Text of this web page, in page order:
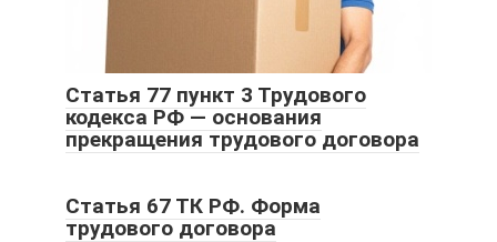
Статья 77 пункт 3 Трудового
кодекса РФ — основания
прекращения трудового договора
Статья 67 ТК РФ. Форма
трудового договора